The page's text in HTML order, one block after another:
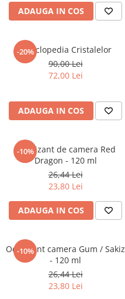
Clasa a VIII-a
Clasa I
Limbi Straine
Povesti
Povesti - Basme - Legende
Realitatea Augmentata
Religie pentru copii
ScienceConnection
ADAUGA IN COS
-20%
Enciclopedia Cristalelor
90,00 Lei
72,00 Lei
ADAUGA IN COS
-10%
Odorizant de camera Red
Dragon - 120 ml
26,44 Lei
23,80 Lei
ADAUGA IN COS
-10%
Odorizant camera Gum / Sakiz
- 120 ml
26,44 Lei
23,80 Lei